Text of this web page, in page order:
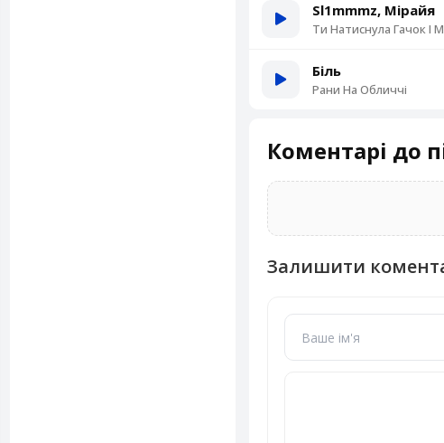
Sl1mmmz, Мірайя
Ти Натиснула Гачок І
Біль
Рани На Обличчі
Коментарі до
Залишити